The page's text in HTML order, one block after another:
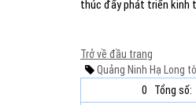
thúc đẩy phát triển kinh
Trở về đầu trang
Quảng Ninh Hạ Long
0
Tổng số: